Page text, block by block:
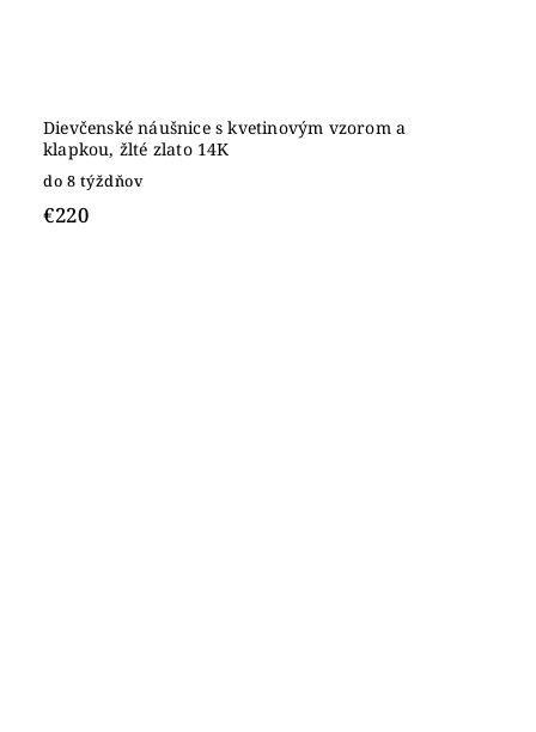
Dievčenské náušnice s kvetinovým vzorom a
klapkou, žlté zlato 14K
do 8 týždňov
€220